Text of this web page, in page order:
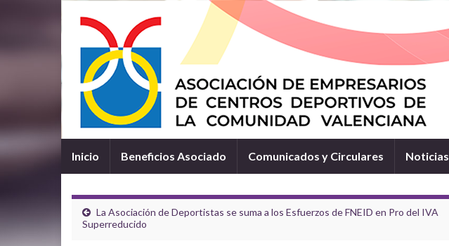
Inicio Beneficios Asociado Comunicados y Circulares Noticias
La Asociación de Deportistas se suma a los Esfuerzos de FNEID en Pro del IVA
Superreducido